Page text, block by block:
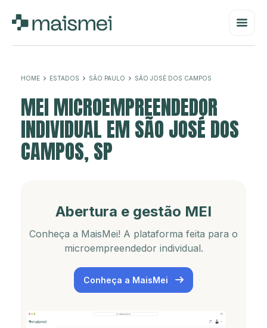
HOME ESTADOS SÃO PAULO SÃO JOSÉ DOS CAMPOS
MEI MICROEMPREENDEDOR
INDIVIDUAL EM SÃO JOSÉ DOS
CAMPOS, SP
Abertura e gestão MEI
Conheça a MaisMei! A plataforma feita para o
microempreendedor individual.
Conheça a MaisMei